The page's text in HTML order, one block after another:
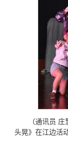
（通讯员
头晃》在江边活